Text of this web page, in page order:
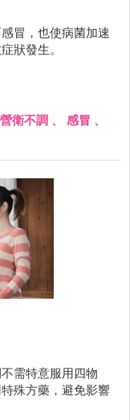
冒，也使病菌加速
狀發生。
營衛不調 、 感冒 、
需特意服用四物
殊方藥，避免影響